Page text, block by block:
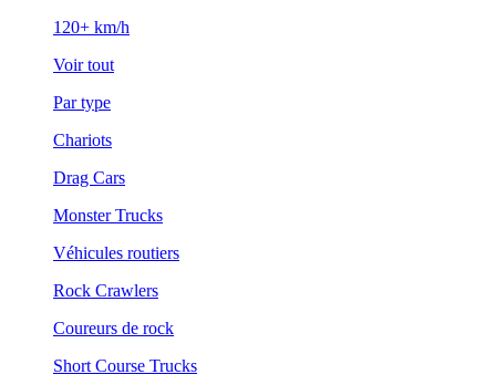
120+ km/h
Voir tout
Par type
Chariots
Drag Cars
Monster Trucks
Véhicules routiers
Rock Crawlers
Coureurs de rock
Short Course Trucks